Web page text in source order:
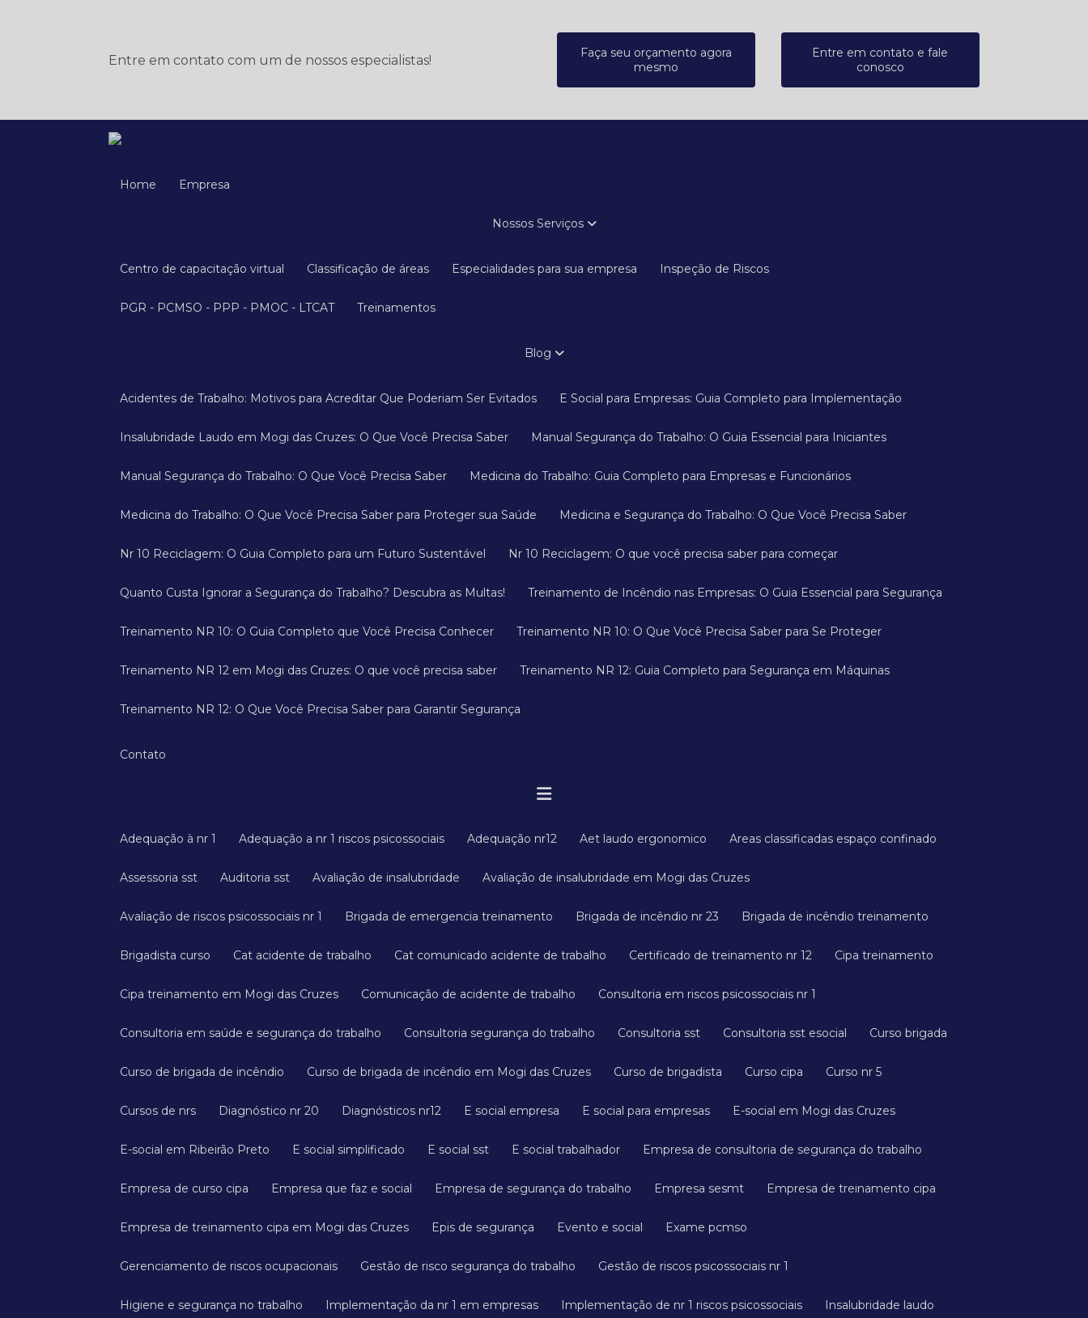
Entre em contato com um de nossos especialistas!
Faça seu orçamento agora
mesmo
Entre em contato e fale
conosco
Home Empresa
Nossos Serviços
Centro de capacitação virtual Classificação de áreas Especialidades para sua empresa Inspeção de Riscos
PGR - PCMSO - PPP - PMOC - LTCAT Treinamentos
Blog
Acidentes de Trabalho: Motivos para Acreditar Que Poderiam Ser Evitados E Social para Empresas: Guia Completo para Implementação
Insalubridade Laudo em Mogi das Cruzes: O Que Você Precisa Saber Manual Segurança do Trabalho: O Guia Essencial para Iniciantes
Manual Segurança do Trabalho: O Que Você Precisa Saber Medicina do Trabalho: Guia Completo para Empresas e Funcionários
Medicina do Trabalho: O Que Você Precisa Saber para Proteger sua Saúde Medicina e Segurança do Trabalho: O Que Você Precisa Saber
Nr 10 Reciclagem: O Guia Completo para um Futuro Sustentável Nr 10 Reciclagem: O que você precisa saber para começar
Quanto Custa Ignorar a Segurança do Trabalho? Descubra as Multas! Treinamento de Incêndio nas Empresas: O Guia Essencial para Segurança
Treinamento NR 10: O Guia Completo que Você Precisa Conhecer Treinamento NR 10: O Que Você Precisa Saber para Se Proteger
Treinamento NR 12 em Mogi das Cruzes: O que você precisa saber Treinamento NR 12: Guia Completo para Segurança em Máquinas
Treinamento NR 12: O Que Você Precisa Saber para Garantir Segurança
Contato
Adequação à nr 1 Adequação a nr 1 riscos psicossociais Adequação nr12 Aet laudo ergonomico Areas classificadas espaço confinado
Assessoria sst Auditoria sst Avaliação de insalubridade Avaliação de insalubridade em Mogi das Cruzes
Avaliação de riscos psicossociais nr 1 Brigada de emergencia treinamento Brigada de incêndio nr 23 Brigada de incêndio treinamento
Brigadista curso Cat acidente de trabalho Cat comunicado acidente de trabalho Certificado de treinamento nr 12 Cipa treinamento
Cipa treinamento em Mogi das Cruzes Comunicação de acidente de trabalho Consultoria em riscos psicossociais nr 1
Consultoria em saúde e segurança do trabalho Consultoria segurança do trabalho Consultoria sst Consultoria sst esocial Curso brigada
Curso de brigada de incêndio Curso de brigada de incêndio em Mogi das Cruzes Curso de brigadista Curso cipa Curso nr 5
Cursos de nrs Diagnóstico nr 20 Diagnósticos nr12 E social empresa E social para empresas E-social em Mogi das Cruzes
E-social em Ribeirão Preto E social simplificado E social sst E social trabalhador Empresa de consultoria de segurança do trabalho
Empresa de curso cipa Empresa que faz e social Empresa de segurança do trabalho Empresa sesmt Empresa de treinamento cipa
Empresa de treinamento cipa em Mogi das Cruzes Epis de segurança Evento e social Exame pcmso
Gerenciamento de riscos ocupacionais Gestão de risco segurança do trabalho Gestão de riscos psicossociais nr 1
Higiene e segurança no trabalho Implementação da nr 1 em empresas Implementação de nr 1 riscos psicossociais Insalubridade laudo